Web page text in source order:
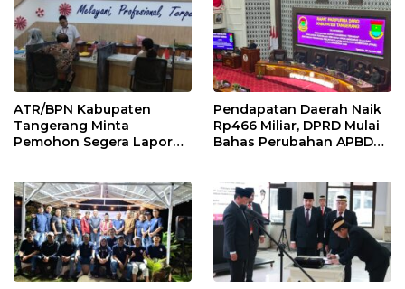
ATR/BPN Kabupaten
Tangerang Minta
Pemohon Segera Lapor
Pendapatan Daerah Naik
Rp466 Miliar, DPRD Mulai
Bahas Perubahan APBD